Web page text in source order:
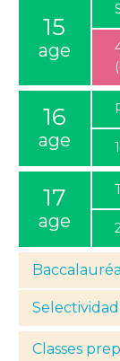
15
16
17
Selectividad
Classes